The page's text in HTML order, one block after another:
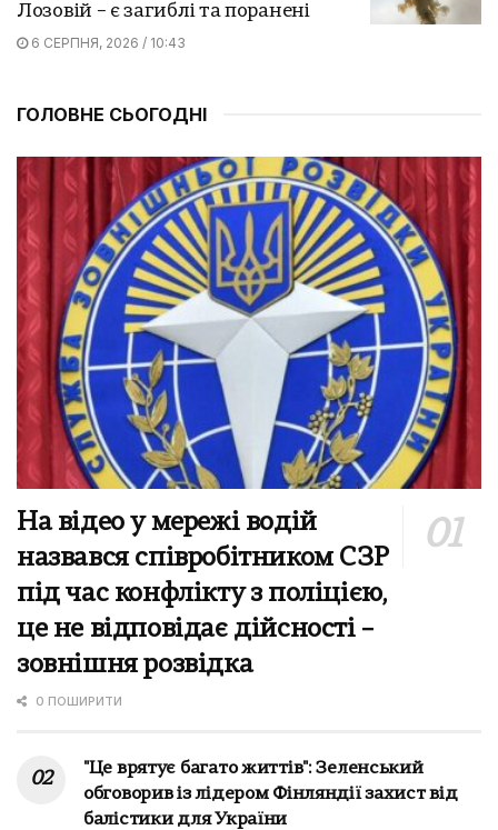
Лозовій – є загиблі та поранені
6 СЕРПНЯ, 2026 / 10:43
ГОЛОВНЕ СЬОГОДНІ
На відео у мережі водій
назвався співробітником СЗР
під час конфлікту з поліцією,
це не відповідає дійсності –
зовнішня розвідка
0 ПОШИРИТИ
"Це врятує багато життів": Зеленський
обговорив із лідером Фінляндії захист від
балістики для України